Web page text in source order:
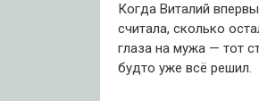
Когда Виталий
считала, сколько
глаза на мужа — тот
будто уже всё решил.